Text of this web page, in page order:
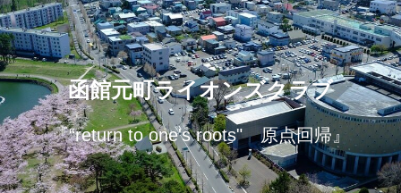
函館元町ライオンズクラブ
『“return to one's roots" 原点回帰』